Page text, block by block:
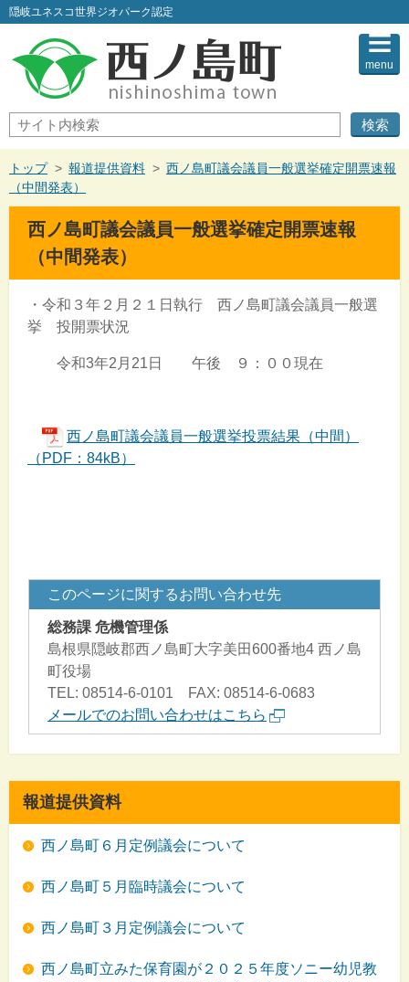
このページの本文へ
隠岐ユネスコ世界ジオパーク認定
サ
イ
ト
内
検
索
menu
現
在
の
トップ > 報道提供資料 > 西ノ島町議会議員一般選挙確定開票速報
（中間発表）
西ノ島町議会議員一般選挙確定開票速報
（中間発表）
・令和３年２月２１日執行 西ノ島町議会議員一般選
挙 投開票状況
令和3年2月21日 午後 ９：００現在
西ノ島町議会議員一般選挙投票結果（中間）
（PDF：84kB）
このページに関するお問い合わせ先
総務課 危機管理係
島根県隠岐郡西ノ島町大字美田600番地4 西ノ島
町役場
TEL: 08514-6-0101 FAX: 08514-6-0683
メールでのお問い合わせはこちら
報道提供資料
西ノ島町６月定例議会について
西ノ島町５月臨時議会について
西ノ島町３月定例議会について
西ノ島町立みた保育園が２０２５年度ソニー幼児教